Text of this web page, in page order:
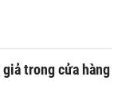
trong cửa hàng